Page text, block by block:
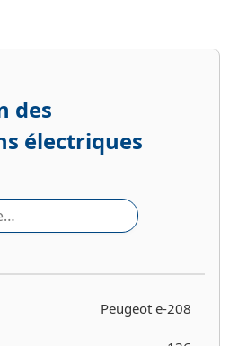
des
électriques
Peugeot e-208